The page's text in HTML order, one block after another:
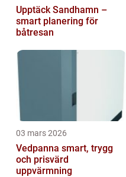
Upptäck Sandhamn –
smart planering för
båtresan
03 mars 2026
Vedpanna smart, trygg
och prisvärd
uppvärmning